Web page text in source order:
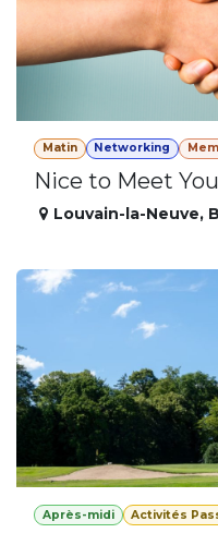
Matin Networking
Nice to Meet You
Louvain-la-Neuve,
Après-midi Activités